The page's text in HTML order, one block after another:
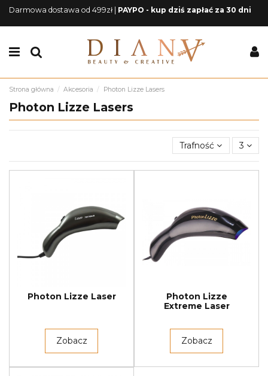
Darmowa dostawa od 499zł | PAYPO - kup dziś zapłać za 30 dni
Strona główna Akcesoria Photon Lizze Lasers
Photon Lizze Lasers
Trafność 3
Photon Lizze Laser
Zobacz
Photon Lizze
Extreme Laser
Zobacz